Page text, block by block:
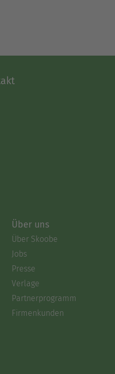
Über uns
Über Skoobe
Jobs
Presse
Verlage
Partnerprogramm
Firmenkunden